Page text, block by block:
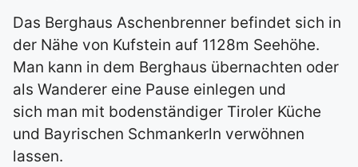
Das Berghaus Aschenbrenner befindet sich in
der Nähe von Kufstein auf 1128m Seehöhe.
Man kann in dem Berghaus übernachten oder
als Wanderer eine Pause einlegen und
sich man mit bodenständiger Tiroler Küche
und Bayrischen Schmankerln verwöhnen
lassen.